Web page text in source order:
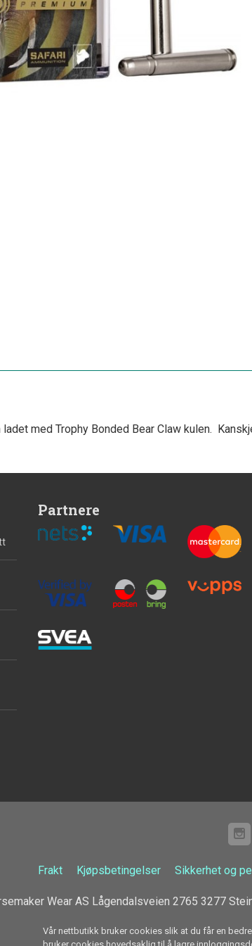
med Trophy Bonded Bear Claw kulen.
Partnere
Frakt Kjøpsbetingelser Sikkerhet og
Wear AS Lågendalsveien 2765 3277
Vår nettbutikk bruker cookies slik at du får en